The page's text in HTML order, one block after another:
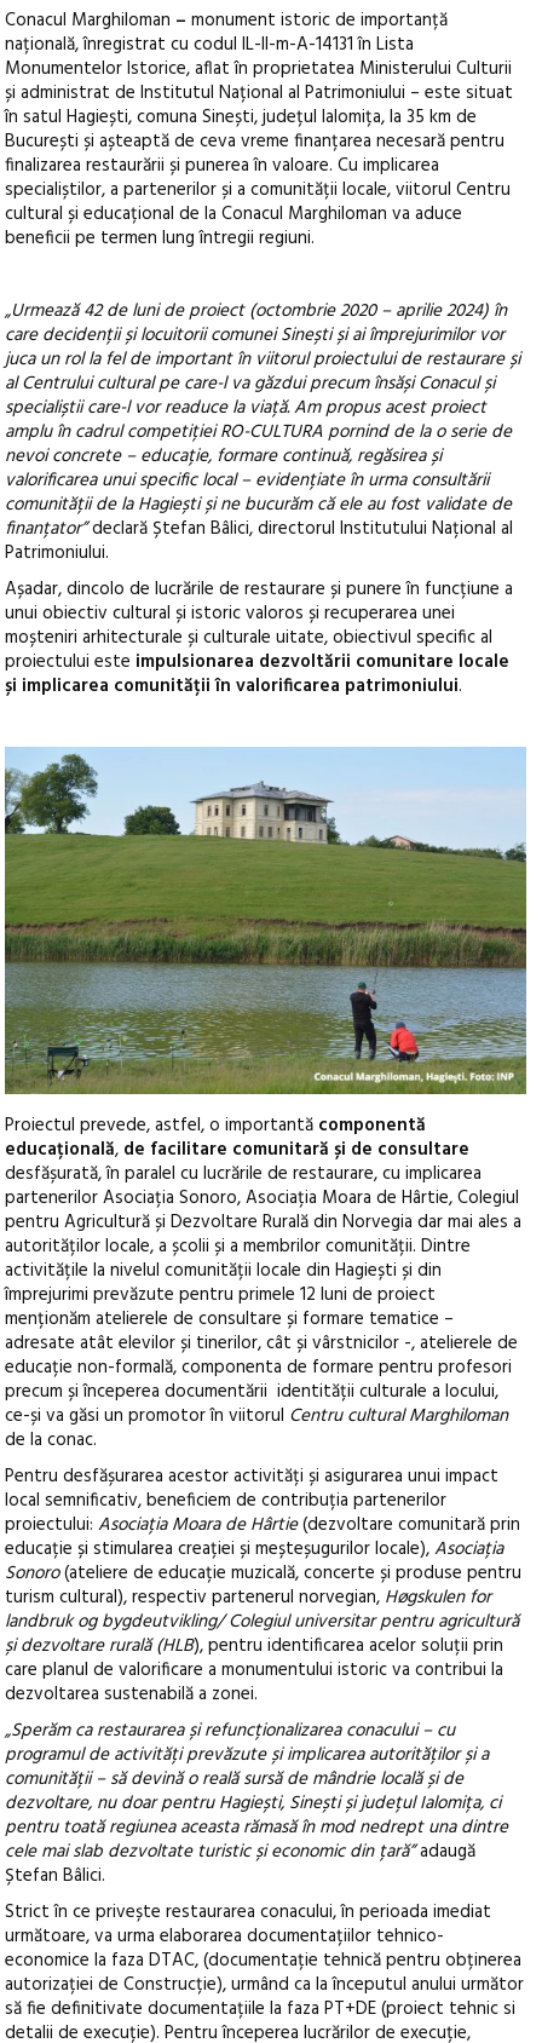
Conacul Marghiloman –monument istoric de importanță
națională, înregistrat cu codul IL-II-m-A-14131 în Lista
Monumentelor Istorice, aflat în proprietatea Ministerului Culturii
și administrat de Institutul Național al Patrimoniului – este situat
în satul Hagiești, comuna Sinești, județul Ialomița, la 35 km de
București și așteaptă de ceva vreme finanțarea necesară pentru
finalizarea restaurării și punerea în valoare. Cu implicarea
specialiștilor, a partenerilor și a comunității locale, viitorul Centru
cultural și educațional de la Conacul Marghiloman va aduce
beneficii pe termen lung întregii regiuni.
„Urmează 42 de luni de proiect (octombrie 2020 – aprilie 2024) în
care decidenții și locuitorii comunei Sinești și ai împrejurimilor vor
juca un rol la fel de important în viitorul proiectului de restaurare și
al Centrului cultural pe care-l va găzdui precum însăși Conacul și
specialiștii care-l vor readuce la viață. Am propus acest proiect
amplu în cadrul competiției RO-CULTURA pornind de la o serie de
nevoi concrete – educație, formare continuă, regăsirea și
valorificarea unui specific local – evidențiate în urma consultării
comunității de la Hagiești și ne bucurăm că ele au fost validate de
finanțator”declară Ștefan Bâlici, directorul Institutului Național al
Patrimoniului.
Așadar, dincolo de lucrările de restaurare și punere în funcțiune a
unui obiectiv cultural și istoric valoros și recuperarea unei
moșteniri arhitecturale și culturale uitate, obiectivul specific al
proiectului este impulsionarea dezvoltării comunitare locale
și implicarea comunității în valorificarea patrimoniului.
Proiectul prevede, astfel, o importantă componentă
educațională, de facilitare comunitară și de consultare
desfășurată, în paralel cu lucrările de restaurare, cu implicarea
partenerilor Asociația Sonoro, Asociația Moara de Hârtie, Colegiul
pentru Agricultură și Dezvoltare Rurală din Norvegia dar mai ales a
autorităților locale, a școlii și a membrilor comunității. Dintre
activitățile la nivelul comunității locale din Hagiești și din
împrejurimi prevăzute pentru primele 12 luni de proiect
menționăm atelierele de consultare și formare tematice –
adresate atât elevilor și tinerilor, cât și vârstnicilor -, atelierele de
educație non-formală, componenta de formare pentru profesori
precum și începerea documentării identității culturale a locului,
ce-și va găsi un promotor în viitorul Centru cultural Marghiloman
de la conac.
Pentru desfășurarea acestor activități și asigurarea unui impact
local semnificativ, beneficiem de contribuția partenerilor
proiectului:Asociația Moara de Hârtie(dezvoltare comunitară prin
educație și stimularea creației și meșteșugurilor locale),Asociația
Sonoro(ateliere de educație muzicală, concerte și produse pentru
turism cultural), respectiv partenerul norvegian, Høgskulen for
landbruk og bygdeutvikling/ Colegiul universitar pentru agricultură
și dezvoltare rurală (HLB), pentru identificarea acelor soluții prin
care planul de valorificare a monumentului istoric va contribui la
dezvoltarea sustenabilă a zonei.
„Sperăm ca restaurarea și refuncționalizarea conacului – cu
programul de activități prevăzute și implicarea autorităților și a
comunității – să devină o reală sursă de mândrie locală și de
dezvoltare, nu doar pentru Hagiești, Sinești și județul Ialomița, ci
pentru toată regiunea aceasta rămasă în mod nedrept una dintre
cele mai slab dezvoltate turistic și economic din țară”adaugă
Ștefan Bâlici.
Strict în ce privește restaurarea conacului, în perioada imediat
următoare, va urma elaborarea documentațiilor tehnico-
economice la faza DTAC, (documentație tehnică pentru obținerea
autorizației de Construcție), urmând ca la începutul anului următor
să fie definitivate documentațiile la faza PT+DE (proiect tehnic si
detalii de execuție). Pentru începerea lucrărilor de execuție,